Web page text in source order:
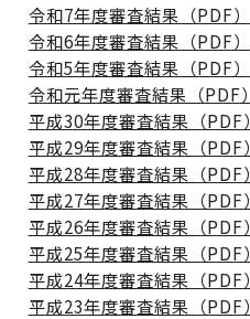
令和7年度審査結果（PDF）
令和6年度審査結果（PDF）
令和5年度審査結果（PDF）
令和元年度審査結果（PDF）
平成30年度審査結果（PDF）
平成29年度審査結果（PDF）
平成28年度審査結果（PDF）
平成27年度審査結果（PDF）
平成26年度審査結果（PDF）
平成25年度審査結果（PDF）
平成24年度審査結果（PDF）
平成23年度審査結果（PDF）